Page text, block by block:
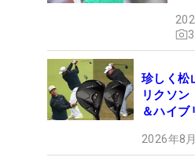
セ
珍しく松
リクソン
＆ハイ
2026年8